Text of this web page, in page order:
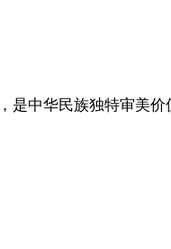
是中华民族独特审美价